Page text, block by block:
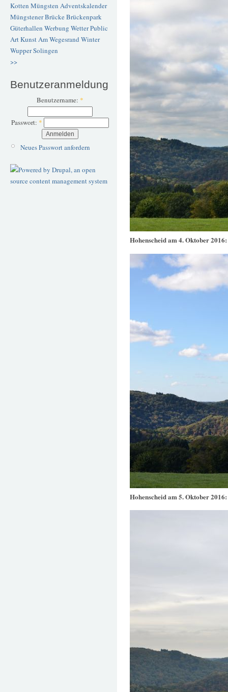
Kotten Müngsten Adventskalender
Müngstener BrückeBrückenpark
Güterhallen Werbung WetterPublic
ArtKunstAm Wegesrand Winter
WupperSolingen
>>
Benutzeranmeldung
Benutzername: *
Passwort: *
Neues Passwort anfordern
Hohenscheid am 4. Oktober 2016:
Hohenscheid am 5. Oktober 2016: